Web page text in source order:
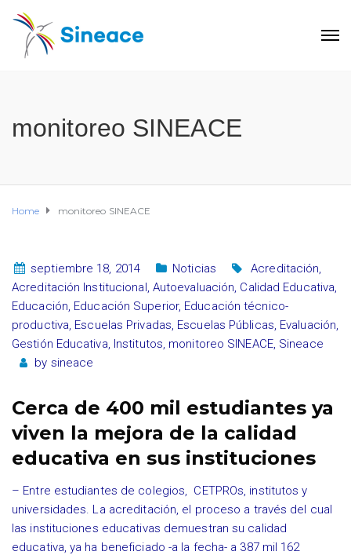
monitoreo SINEACE
Home monitoreo SINEACE
septiembre 18, 2014 Noticias Acreditación,
Acreditación Institucional, Autoevaluación, Calidad Educativa,
Educación, Educación Superior, Educación técnico-
productiva, Escuelas Privadas, Escuelas Públicas, Evaluación,
Gestión Educativa, Institutos, monitoreo SINEACE, Sineace
by sineace
Cerca de 400 mil estudiantes ya
viven la mejora de la calidad
educativa en sus instituciones
– Entre estudiantes de colegios, CETPROs, institutos y
universidades. La acreditación, el proceso a través del cual
las instituciones educativas demuestran su calidad
educativa, ya ha beneficiado -a la fecha- a 387 mil 162